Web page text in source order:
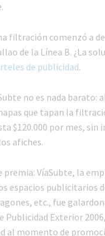
filtración comenzó a
de la Línea B. ¿La
de publicidad.
no es nada barato:
que tapan la
$120.000 por mes, sin
afiches.
premia: VíaSubte, la
espacios publicitarios
etc., fue
Publicidad Exterior
al momento de